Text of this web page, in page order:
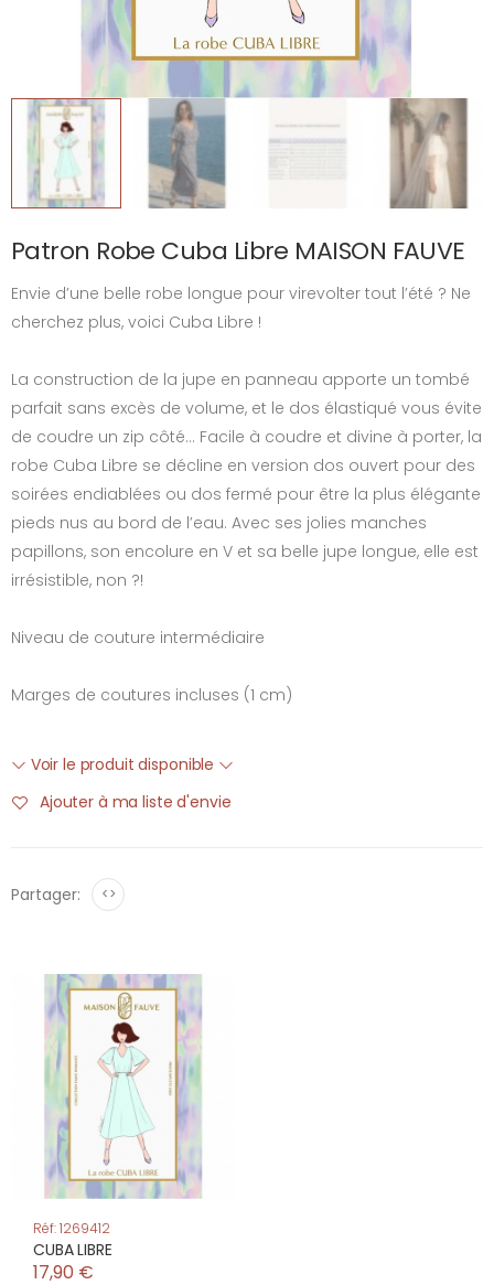
Patron Robe Cuba Libre MAISON FAUVE
Envie d’une belle robe longue pour virevolter tout l’été ? Ne
cherchez plus, voici Cuba Libre !
La construction de la jupe en panneau apporte un tombé
parfait sans excès de volume, et le dos élastiqué vous évite
de coudre un zip côté… Facile à coudre et divine à porter, la
robe Cuba Libre se décline en version dos ouvert pour des
soirées endiablées ou dos fermé pour être la plus élégante
pieds nus au bord de l’eau. Avec ses jolies manches
papillons, son encolure en V et sa belle jupe longue, elle est
irrésistible, non ?!
Niveau de couture intermédiaire
Marges de coutures incluses (1 cm)
Voir le produit disponible
Ajouter à ma liste d'envie
Partager: <>
Réf: 1269412
CUBA LIBRE
17,90 €